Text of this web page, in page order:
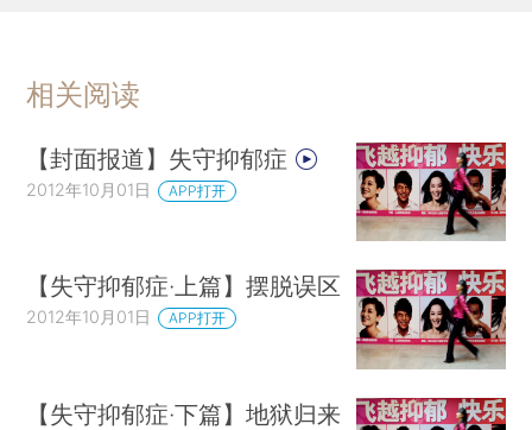
相关阅读
【封面报道】失守抑郁症
2012年10月01日 APP打开
【失守抑郁症·上篇】摆脱误区
2012年10月01日 APP打开
【失守抑郁症·下篇】地狱归来